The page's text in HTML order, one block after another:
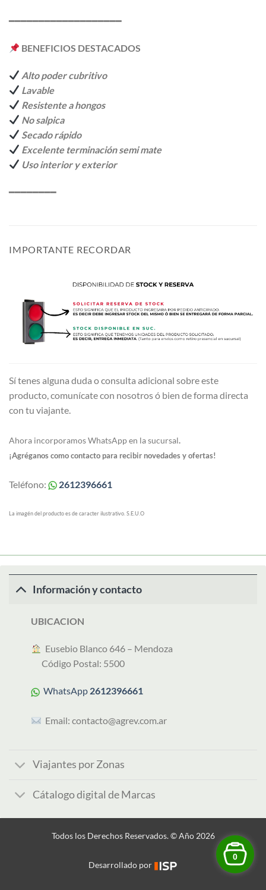
━━━━━━━━━━━━━━━━━━━
BENEFICIOS DESTACADOS
Alto poder cubritivo
Lavable
Resistente a hongos
No salpica
Secado rápido
Excelente terminación semi mate
Uso interior y exterior
━━━━━━━━
IMPORTANTE RECORDAR
Sí tenes alguna duda o consulta adicional sobre este
producto, comunícate con nosotros ó bien de forma directa
con tu viajante.
Ahora incorporamos WhatsApp en la sucursal.
¡Agréganos como contacto para recibir novedades y ofertas!
Teléfono: 2612396661
La imagén del producto es de caracter ilustrativo. S.E.U.O
Información y contacto
UBICACION
︎ Eusebio Blanco 646 – Mendoza
Código Postal: 5500
WhatsApp 2612396661
Email:contacto@agrev.com.ar
Viajantes por Zonas
Cátalogo digital de Marcas
Todos los Derechos Reservados. © Año 2026
Desarrollado por
0